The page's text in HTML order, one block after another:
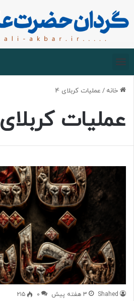
خانه / عملیات کربلای 4
عملیات کربلای 4
Shahed 3 هفته پیش ۰ ۲۱۵